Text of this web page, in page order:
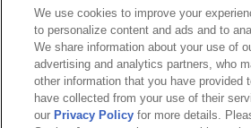
かんたん応募サービス
ダイレクトショップ
商品取扱い店舗検索
We use cookies to improve your
to personalize content and ads and to
We share information about your use of
advertising and analytics partners, who
other information that you have provided
have collected from your use of their
our Privacy Policy for more details.